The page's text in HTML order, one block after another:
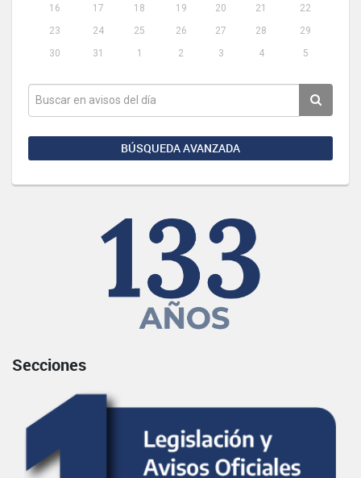
16
17 18 19 20 21
22
23
24 25 26 27 28
29
30
31 1 2 3 4 5
BÚSQUEDA AVANZADA
Secciones